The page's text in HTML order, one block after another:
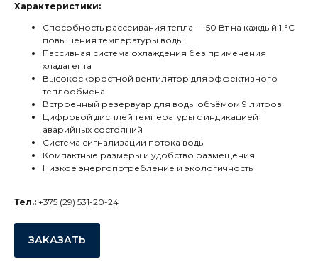
Характеристики:
Способность рассеивания тепла — 50 Вт на каждый 1 °C
повышения температуры воды
Пассивная система охлаждения без применения
хладагента
Высокоскоростной вентилятор для эффективного
теплообмена
Встроенный резервуар для воды объёмом 9 литров
Цифровой дисплей температуры с индикацией
аварийных состояний
Система сигнализации потока воды
Компактные размеры и удобство размещения
Низкое энергопотребление и экологичность
Тел.: +375 (29) 531-20-24
ЗАКАЗАТЬ
Промышленный чиллер TEYU CW-3000
— это базовое решение для пассивного
водяного охлаждения, предназначенное
для CO₂-лазеров на стеклянной трубке
также для охлаждения шпинделей ЧПУ
отличается простой конструкцией,
надежной работой и доступной
стоимостью, обеспечивая стабильный